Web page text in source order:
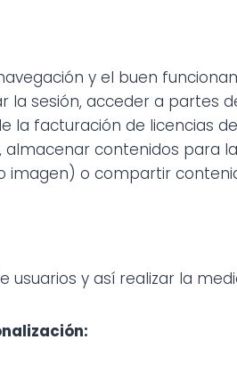
y el buen
la sesión, acceder a partes
la facturación de licencias
contenidos para
imagen) o compartir
y así realizar la